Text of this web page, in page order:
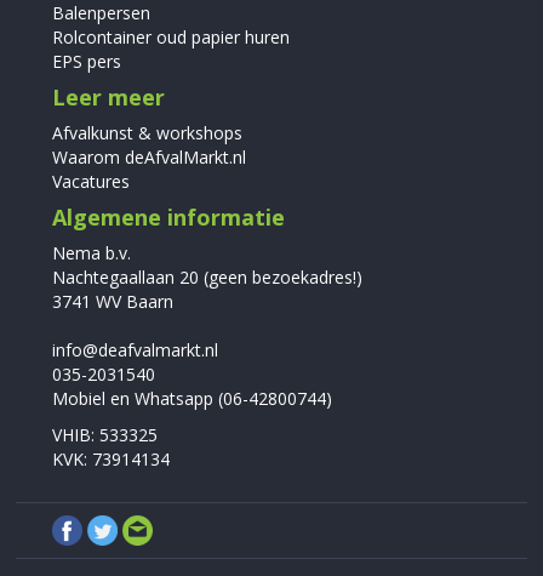
Balenpersen
Rolcontainer oud papier huren
EPS pers
Leer meer
Afvalkunst & workshops
Waarom deAfvalMarkt.nl
Vacatures
Algemene informatie
Nema b.v.
Nachtegaallaan 20 (geen bezoekadres!)
3741 WV Baarn
info@deafvalmarkt.nl
035-2031540
Mobiel en Whatsapp (06-42800744)
VHIB: 533325
KVK: 73914134